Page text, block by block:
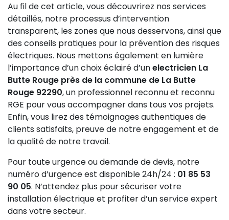
Au fil de cet article, vous découvrirez nos services
détaillés, notre processus d’intervention
transparent, les zones que nous desservons, ainsi que
des conseils pratiques pour la prévention des risques
électriques. Nous mettons également en lumière
l’importance d’un choix éclairé d’unelectricien La
Butte Rouge près de la commune de La Butte
Rouge 92290, un professionnel reconnu et reconnu
RGE pour vous accompagner dans tous vos projets.
Enfin, vous lirez des témoignages authentiques de
clients satisfaits, preuve de notre engagement et de
la qualité de notre travail.
Pour toute urgence ou demande de devis, notre
numéro d’urgence est disponible 24h/24 : 01 85 53
90 05. N’attendez plus pour sécuriser votre
installation électrique et profiter d’un service expert
dans votre secteur.